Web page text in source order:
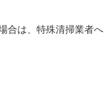
合は、特殊清掃業者へ